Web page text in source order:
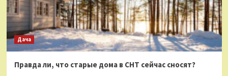
Дача
Правда ли, что старые дома в СНТ сейчас сносят?